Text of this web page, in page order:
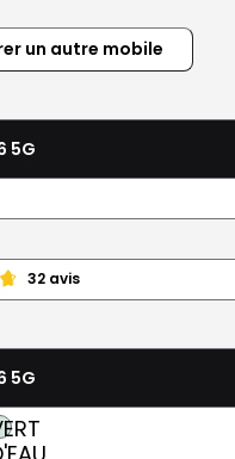
un autre mobile
5G
32 avis
5G